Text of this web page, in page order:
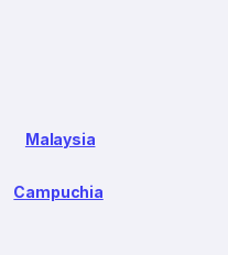
Malaysia
Campuchia